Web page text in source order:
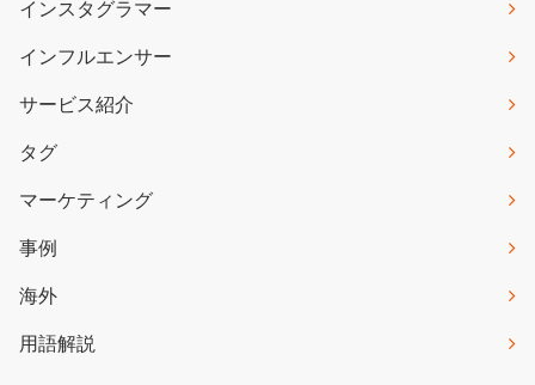
インスタグラマー
インフルエンサー
サービス紹介
タグ
マーケティング
事例
海外
用語解説